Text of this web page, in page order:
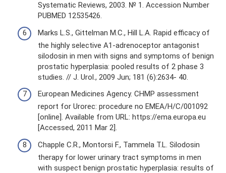
Systematic Reviews, 2003. № 1. Accession Number
PUBMED 12535426.
Marks L.S., Gittelman M.C., Hill L.A. Rapid efficacy of
the highly selective A1-adrenoceptor antagonist
silodosin in men with signs and symptoms of benign
prostatic hyperplasia: pooled results of 2 phase 3
studies. // J. Urol., 2009 Jun; 181 (6):2634- 40.
European Medicines Agency. CHMP assessment
report for Urorec: procedure no EMEA/H/C/001092
[online]. Available from URL: https://ema.europa.eu
[Accessed, 2011 Mar 2].
Chapple C.R., Montorsi F., Tammela T.L. Silodosin
therapy for lower urinary tract symptoms in men
with suspect benign prostatic hyperplasia: results of